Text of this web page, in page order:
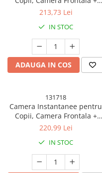
Selfie, cu Functie de Printare,
Compatibil iOS/Android,
Imprimare APP, Model Dino,
Albastru
213,73 Lei
IN STOC
ADAUGA IN COS
131718
Camera Instantanee pentru
Copii, Camera Frontala +
Selfie, cu Functie de Printare,
Compatibil iOS/Android,
Imprimare APP, Model Pisica
Smiley Face, Verde
220,99 Lei
IN STOC